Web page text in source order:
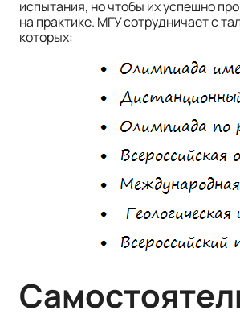
испытания, но чтобы их успешно
на практике. МГУ сотрудничает с
которых: